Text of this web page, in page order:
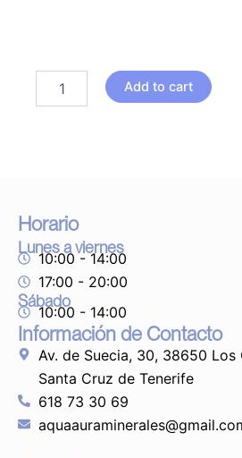
Add to cart
Horario
Lunes a viernes
10:00 - 14:00
17:00 - 20:00
Sábado
10:00 - 14:00
Información de Contacto
Av. de Suecia, 30, 38650 Los
Santa Cruz de Tenerife
618 73 30 69